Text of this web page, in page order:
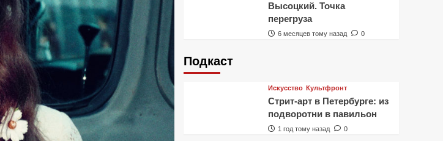
Высоцкий. Точка
перегруза
6 месяцев тому назад 0
Подкаст
Искусство Культфронт
Стрит-арт в Петербурге: из
подворотни в павильон
1 год тому назад 0